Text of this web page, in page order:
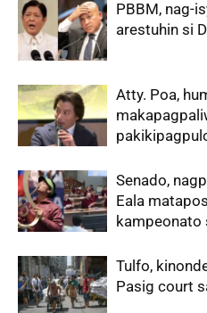
PBBM, nag-
arestuhin si
Atty. Poa,
Senado,
Eala
kampeonato
Tulfo,
Pasig court